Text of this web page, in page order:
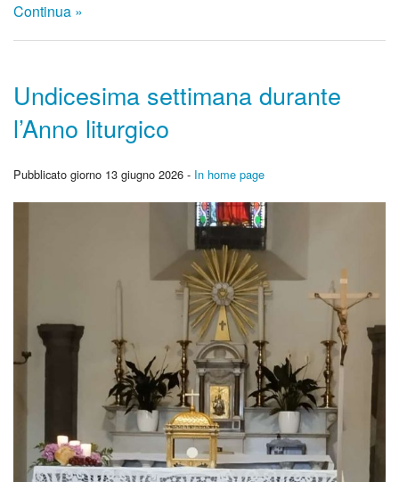
Continua »
Undicesima settimana durante
l’Anno liturgico
Pubblicato giorno 13 giugno 2026 - In home page